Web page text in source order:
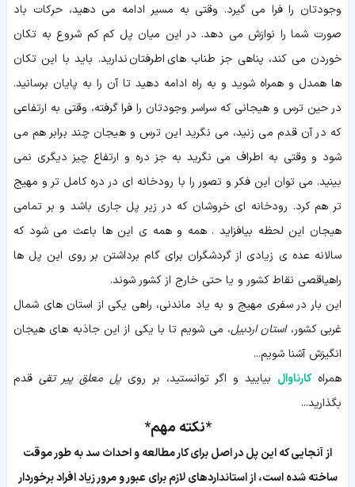
وجودتان را فرا می گیرد. وقتی به مسیر ادامه می دهید، حرکات باد
صورت شما را نوازش می دهد. در این میان پل کم کم شروع به تکان
خوردن می کند، پناهی جز طناب های اطرفتان ندارید. باید با این تکان
ها همدل و همراه شوید و به راه ادامه دهید تا آن را به پایان برسانید.
در حین ترس و هیجانی که سراسر وجودتان را فرا گرفته، وقتی به ارتفاعی
که در آن قدم می زنید، می نگرید این ترس و هیجان چند برابر هم می
شود و وقتی به اطراف می نگرید به جز دره و ارتفاع چیز دیگری نمی
بینید. می توان این فکر و تصور را با رودخانه ای در دره کامل تر و مهیج
تر هم کرد. رودخانه ای خروشان که در زیر پل جاری باشد و بر تمامی
هیجان این لحظه بیافزاید . همه و همه ی این ها باعث می شود که
سالانه عده ی زیادی از گردشگران برای گام برداشتن بر روی این پل ها
راهیاقصی نقاط کشور و یا حتی خارج از کشور شوند.
این بار در سفری مهیج و به یاد ماندنی، راهی یکی از استان های شمال
غربی کشور، استان اردبیل، می شویم تا با یکی از این جاذبه های هیجان
انگیزش آشنا شویم...
همراهکارناوال بیایید و اگر توانستید، بر روی پل معلق پیر تقیقدم
بگذارید...
*نکته مهم*
از آنجایی که این پل در اصل برای کار مطالعه و احداث سد به طور موقت
ساخته شده است، از استانداردهای لازم برای عبور و مرور زیاد افراد برخوردار